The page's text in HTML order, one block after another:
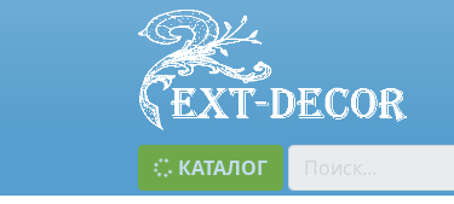
КАТАЛОГ